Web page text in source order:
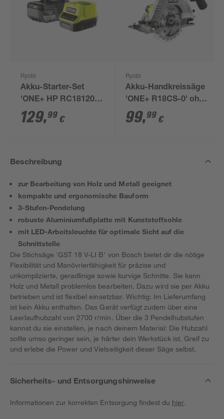
Ryobi
Akku-Starter-Set
'ONE+ HP RC18120-
150X' 18 V 5,0 Ah mit
Akku und Ladegerät
129,99 €
Ryobi
Akku-Handkreissäge
'ONE+ R18CS-0' ohne
Akku, Ø 165 mm
99,99 €
Beschreibung
zur Bearbeitung von Holz und Metall geeignet
kompakte und ergonomische Bauform
3-Stufen-Pendelung
robuste Aluminiumfußplatte mit Kunststoffsohle
mit LED-Arbeitsleuchte für optimale Sicht auf die
Schnittstelle
Die Stichsäge 'GST 18 V-LI B' von Bosch bietet dir die nötige
Flexibilität und Manövrierfähigkeit für präzise und
unkomplizierte, geradlinige sowie kurvige Schnitte. Sie kann
Holz und Metall problemlos bearbeiten. Dazu wird sie per Akku
betrieben und ist flexibel einsetzbar. Wichtig: Im Lieferumfang
ist kein Akku enthalten. Das Gerät verfügt zudem über eine
Leerlaufhubzahl von 2700 r/min. Über die 3 Pendelhubstufen
kannst du sie einstellen, je nach deinem Material: Die Hubzahl
sollte umso geringer sein, je härter dein Werkstück ist. Greif zu
und erlebe die Power und Vielseitigkeit dieser Säge selbst.
Sicherheits- und Entsorgungshinweise
Informationen zur korrekten Entsorgung findest du hier.